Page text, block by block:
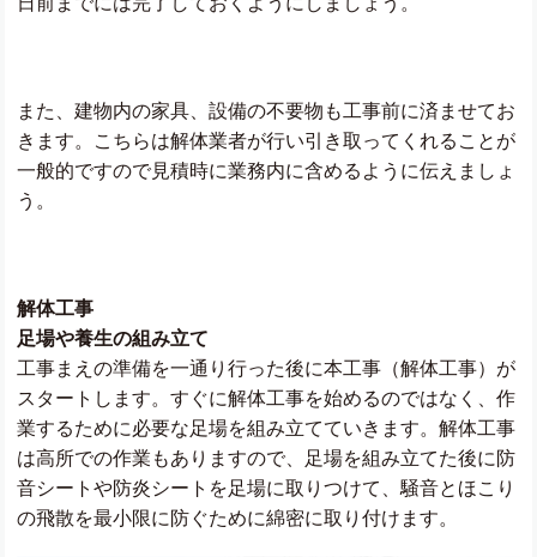
また、建物内の家具、設備の不要物も工事前に済ませてお
きます。こちらは解体業者が行い引き取ってくれることが
一般的ですので見積時に業務内に含めるように伝えましょ
う。
解体工事
足場や養生の組み立て
工事まえの準備を一通り行った後に本工事（解体工事）が
スタートします。すぐに解体工事を始めるのではなく、作
業するために必要な足場を組み立てていきます。解体工事
は高所での作業もありますので、足場を組み立てた後に防
音シートや防炎シートを足場に取りつけて、騒音とほこり
の飛散を最小限に防ぐために綿密に取り付けます。